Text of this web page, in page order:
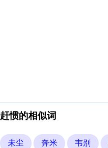
赶惯的相似词
未尘 奔米 韦别